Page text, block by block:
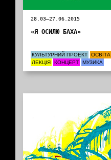
28.03—27.06.2015
«Я ОСИЛЮ БАХА»
КУЛЬТУРНИЙ ПРОЕКТ
ОСВІТА
ЛЕКЦІЯ
КОНЦЕРТ МУЗИКА